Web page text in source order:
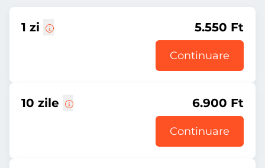
1 zi 5.550 Ft
Continuare
10 zile 6.900 Ft
Continuare